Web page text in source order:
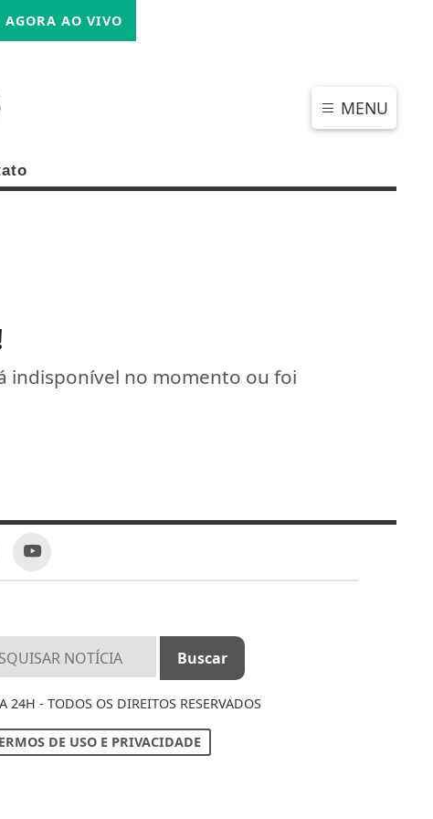
AGORA AO VIVO
MENU
indisponível no momento ou foi
24H - TODOS OS DIREITOS RESERVADOS
DE USO E PRIVACIDADE